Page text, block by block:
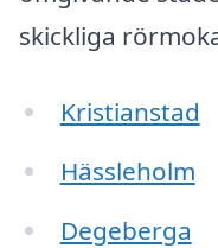
skickliga
Kristianstad
Hässleholm
Degeberga